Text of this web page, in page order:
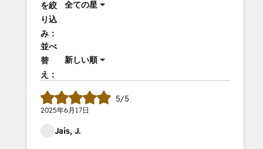
を絞
り込
み：
全ての星
並べ
替
え：
新しい順
5/5
2025年6月17日
Jais, J.